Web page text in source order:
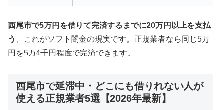
西尾市で5万円を借りて完済するまでに20万円以上を支払
う
、これがソフト闇金の現実です。正規業者なら同じ5万
円を5万4千円程度で完済できます。
西尾市で延滞中・どこにも借りれない人が
使える正規業者5選【2026年最新】